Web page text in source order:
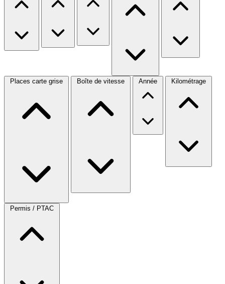
Places carte grise Boîte de vitesse Année Kilométrage
Permis / PTAC